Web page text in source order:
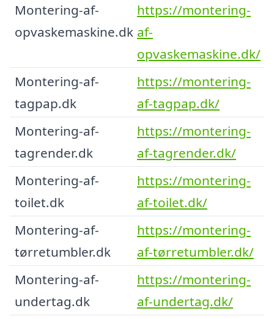
Montering-af-
opvaskemaskine.dk
https://montering-
af-
opvaskemaskine.dk/
Montering-af-
tagpap.dk
https://montering-
af-tagpap.dk/
Montering-af-
tagrender.dk
https://montering-
af-tagrender.dk/
Montering-af-
toilet.dk
https://montering-
af-toilet.dk/
Montering-af-
tørretumbler.dk
https://montering-
af-tørretumbler.dk/
Montering-af-
undertag.dk
https://montering-
af-undertag.dk/